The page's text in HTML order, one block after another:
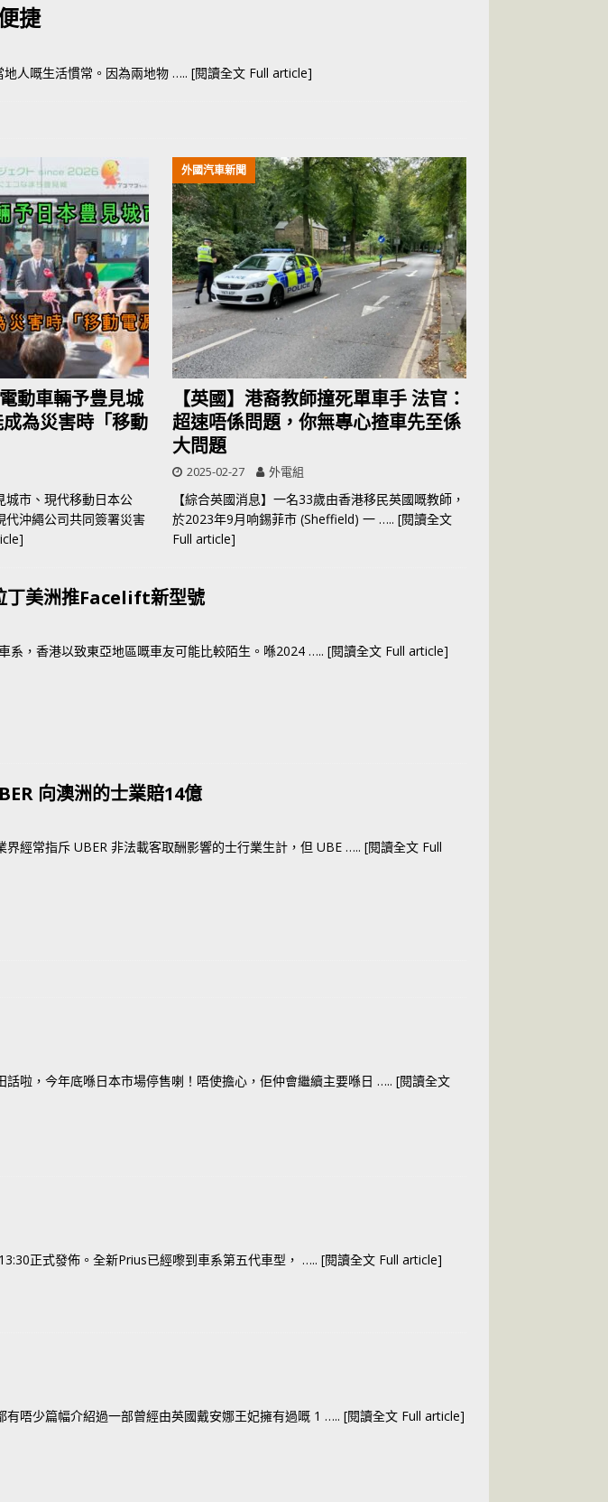
捷
地人嘅生活慣常。因為兩地物 ….. [閱讀全文 Full article]
動車輛予豊見城
為災害時「移動
城市、現代移動日本公
代沖繩公司共同簽署災害
外國汽車新聞
【英國】港裔教師撞死單車手 法官：
超速唔係問題，你無專心揸車先至係
大問題
2025-02-27 外電組
【綜合英國消息】一名33歲由香港移民英國嘅教師，
於2023年9月响錫菲市 (Sheffield) 一 ….. [閱讀全文
Full article]
美洲推Facelift新型號
系，香港以致東亞地區嘅車友可能比較陌生。喺2024 ….. [閱讀全文 Full article]
向澳洲的士業賠14億
界經常指斥 UBER 非法載客取酬影響的士行業生計，但 UBE ….. [閱讀全文 Full
啦，今年底喺日本市場停售喇！唔使擔心，佢仲會繼續主要喺日 ….. [閱讀全文
正式發佈。全新Prius已經嚟到車系第五代車型， ….. [閱讀全文 Full article]
唔少篇幅介紹過一部曾經由英國戴安娜王妃擁有過嘅 1 ….. [閱讀全文 Full article]